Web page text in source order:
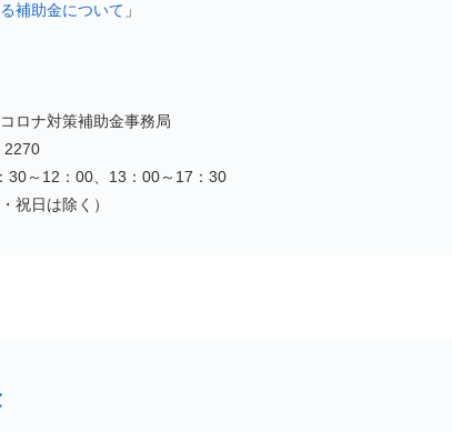
補助金について 」
ロナ対策補助金事務局
2270
30～12：00、13：00～17：30
祝日は除く）